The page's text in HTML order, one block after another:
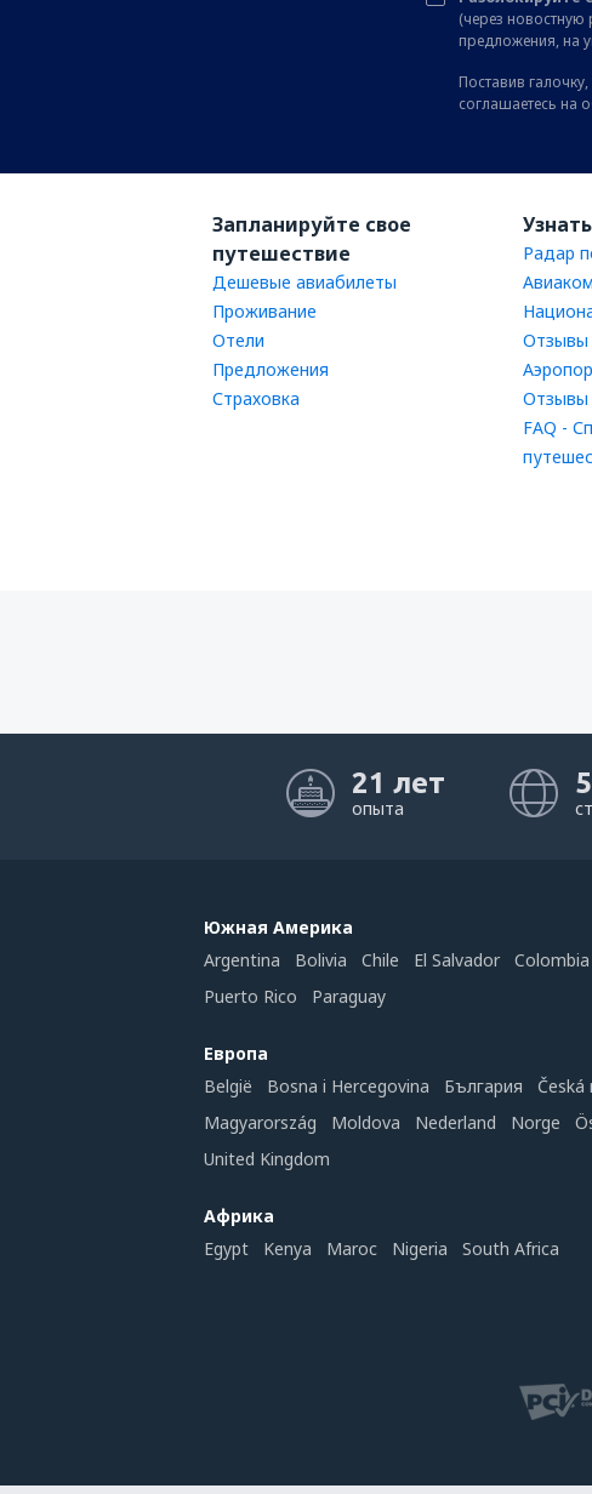
(через
предложения, на
Поставив
соглашаетесь на
Запланируйте свое
путешествие
Дешевые авиабилеты
Проживание
Отели
Предложения
Страховка
Радар
Отзывы
Отзывы
FAQ -
21 лет
опыта
Южная Америка
Argentina
Bolivia Chile El Salvador Colombia
Puerto Rico
Paraguay
Европа
België
Bosna i Hercegovina България Česká
Magyarország
Moldova Nederland Norge
United Kingdom
Африка
Egypt
Kenya Maroc Nigeria South Africa